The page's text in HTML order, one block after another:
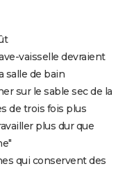
vaisselle devraient
salle de bain
sur le sable sec de la
de trois fois plus
plus dur que
qui conservent des